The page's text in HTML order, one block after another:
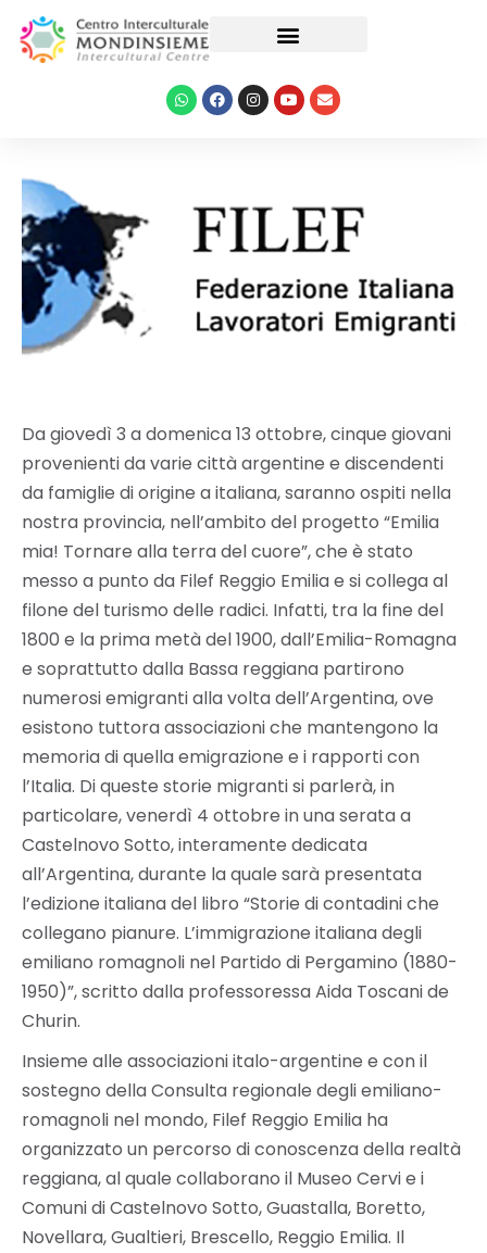
Da giovedì 3 a domenica 13 ottobre, cinque giovani
provenienti da varie città argentine e discendenti
da famiglie di origine a italiana, saranno ospiti nella
nostra provincia, nell’ambito del progetto “Emilia
mia! Tornare alla terra del cuore”, che è stato
messo a punto da Filef Reggio Emilia e si collega al
filone del turismo delle radici. Infatti, tra la fine del
1800 e la prima metà del 1900, dall’Emilia-Romagna
e soprattutto dalla Bassa reggiana partirono
numerosi emigranti alla volta dell’Argentina, ove
esistono tuttora associazioni che mantengono la
memoria di quella emigrazione e i rapporti con
l’Italia. Di queste storie migranti si parlerà, in
particolare, venerdì 4 ottobre in una serata a
Castelnovo Sotto, interamente dedicata
all’Argentina, durante la quale sarà presentata
l’edizione italiana del libro “Storie di contadini che
collegano pianure. L’immigrazione italiana degli
emiliano romagnoli nel Partido di Pergamino (1880-
1950)”, scritto dalla professoressa Aida Toscani de
Churin.
Insieme alle associazioni italo-argentine e con il
sostegno della Consulta regionale degli emiliano-
romagnoli nel mondo, Filef Reggio Emilia ha
organizzato un percorso di conoscenza della realtà
reggiana, al quale collaborano il Museo Cervi e i
Comuni di Castelnovo Sotto, Guastalla, Boretto,
Novellara, Gualtieri, Brescello, Reggio Emilia. Il